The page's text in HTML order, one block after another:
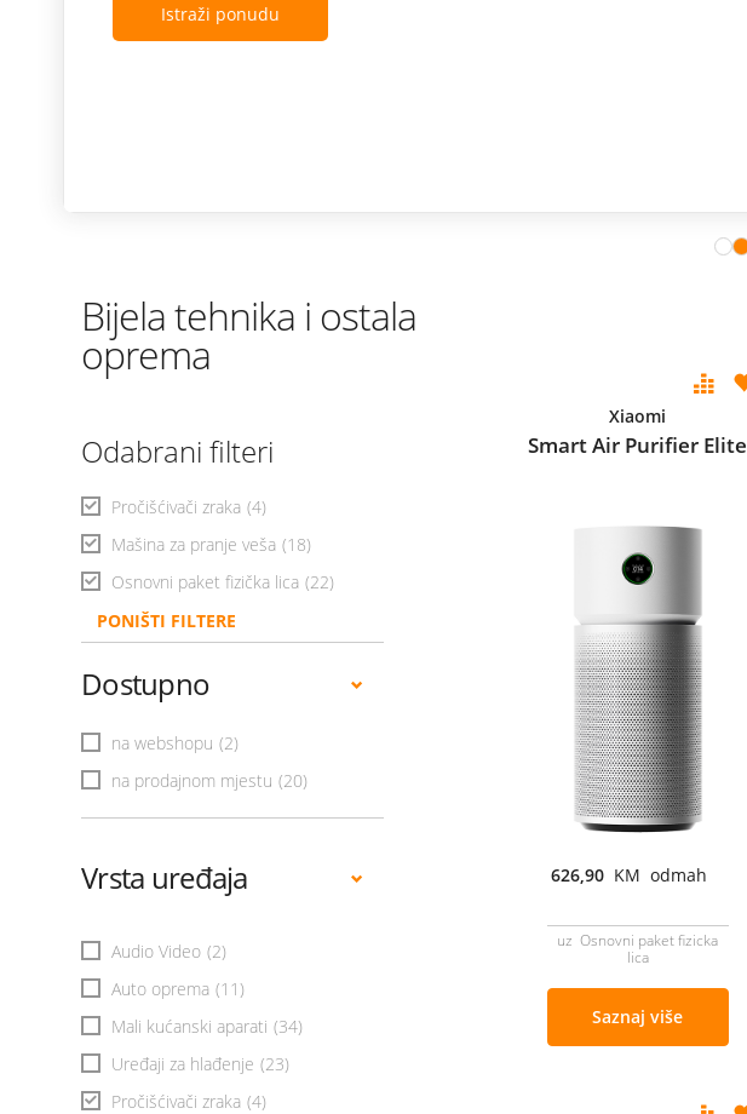
Istraži ponudu
Bijela tehnika i ostala
oprema
Odabrani filteri
Pročišćivači zraka (4)
Mašina za pranje veša (18)
Osnovni paket fizička lica (22)
PONIŠTI FILTERE
Dostupno
na webshopu (2)
na prodajnom mjestu (20)
Vrsta uređaja
Audio Video (2)
Auto oprema (11)
Mali kućanski aparati (34)
Uređaji za hlađenje (23)
Pročišćivači zraka (4)
Xiaomi
Smart Air Purifier Elite
626,90 KM odmah
uz Osnovni paket fizicka
lica
Saznaj više